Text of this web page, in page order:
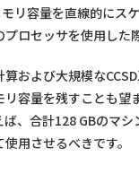
リ容量を直線的にス
プロセッサを使用した
および大規模な
リ容量を残すことも
、合計128 GBのマ
用させるべきです。